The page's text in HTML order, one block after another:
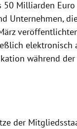
Milliarden
Unternehmen,
elektronisch
während
der